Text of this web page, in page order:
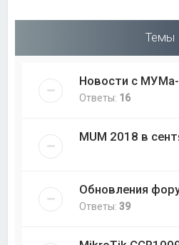
Темы
Новости с
Ответы: 16
MUM 2018 в
Обновления
Ответы:39